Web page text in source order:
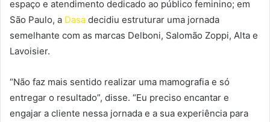
espaço e atendimento dedicado ao público feminino; em
São Paulo, a Dasa decidiu estruturar uma jornada
semelhante com as marcas Delboni, Salomão Zoppi, Alta e
Lavoisier.
“Não faz mais sentido realizar uma mamografia e só
entregar o resultado”, disse. “Eu preciso encantar e
engajar a cliente nessa jornada e a sua experiência para